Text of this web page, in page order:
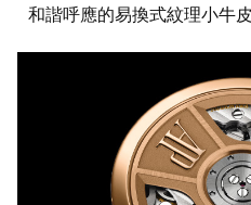
和諧呼應的易換式紋理小牛皮